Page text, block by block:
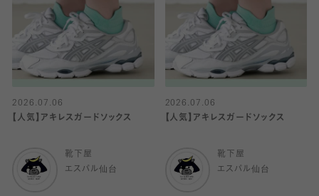
2026.07.06
【人気】アキレスガードソックス
靴下屋
エスパル仙台
2026.07.06
【人気】アキレスガードソックス
靴下屋
エスパル仙台